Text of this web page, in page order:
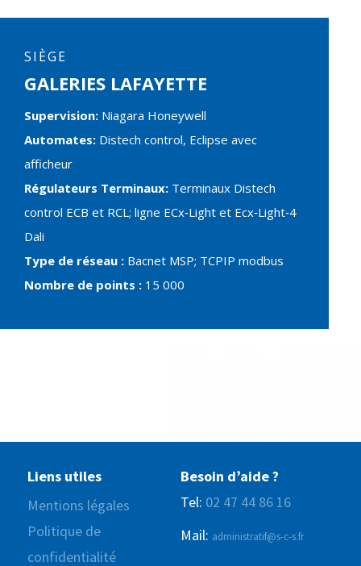
SIÈGE
GALERIES LAFAYETTE
Supervision: Niagara Honeywell
Automates: Distech control, Eclipse avec
afficheur
Régulateurs Terminaux: Terminaux Distech
control ECB et RCL; ligne ECx‐Light et Ecx‐Light‐4
Dali
Type de réseau : Bacnet MSP; TCPIP modbus
Nombre de points : 15 000
Liens utiles
Mentions légales
Politique de
confidentialité
Besoin d’aide ?
Tel: 02 47 44 86 16
Mail: administratif@s-c-s.fr